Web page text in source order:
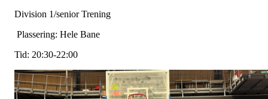
Division 1/senior Trening
Plassering: Hele Bane
Tid: 20:30-22:00